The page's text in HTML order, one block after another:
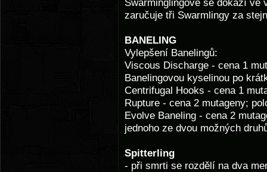
Swarminglingové se dokáží ve
zaručuje tři Swarmlingy za
BANELING
Vylepšení Banelingů:
Viscous Discharge - cena 1
Banelingovou kyselinou po
Centrifugal Hooks - cena 1
Rupture - cena 2 mutageny;
Evolve Baneling - cena 2
jednoho ze dvou možných
Spitterling
- při smrti se rozdělí na dva